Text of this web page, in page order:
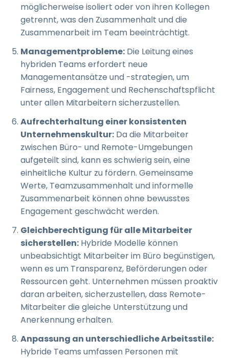
möglicherweise isoliert oder von ihren Kollegen
getrennt, was den Zusammenhalt und die
Zusammenarbeit im Team beeinträchtigt.
Managementprobleme: Die Leitung eines
hybriden Teams erfordert neue
Managementansätze und -strategien, um
Fairness, Engagement und Rechenschaftspflicht
unter allen Mitarbeitern sicherzustellen.
Aufrechterhaltung einer konsistenten
Unternehmenskultur: Da die Mitarbeiter
zwischen Büro- und Remote-Umgebungen
aufgeteilt sind, kann es schwierig sein, eine
einheitliche Kultur zu fördern. Gemeinsame
Werte, Teamzusammenhalt und informelle
Zusammenarbeit können ohne bewusstes
Engagement geschwächt werden.
Gleichberechtigung für alle Mitarbeiter
sicherstellen: Hybride Modelle können
unbeabsichtigt Mitarbeiter im Büro begünstigen,
wenn es um Transparenz, Beförderungen oder
Ressourcen geht. Unternehmen müssen proaktiv
daran arbeiten, sicherzustellen, dass Remote-
Mitarbeiter die gleiche Unterstützung und
Anerkennung erhalten.
Anpassung an unterschiedliche Arbeitsstile:
Hybride Teams umfassen Personen mit